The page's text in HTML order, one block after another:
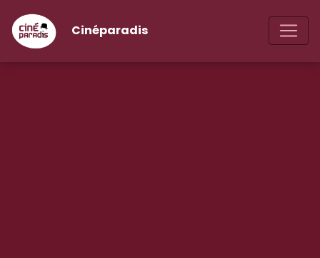
Cinéparadis